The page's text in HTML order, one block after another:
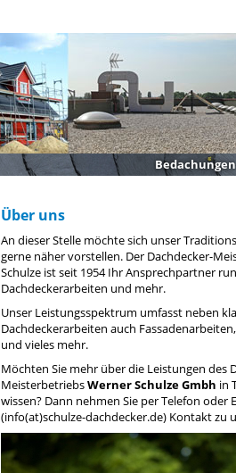
Bedachungen
Über uns
An dieser Stelle möchte sich unser
gerne näher vorstellen. Der Dachdecker-
Schulze ist seit 1954 Ihr Ansprechpartner
Dachdeckerarbeiten und mehr.
Unser Leistungsspektrum umfasst neben
Dachdeckerarbeiten auch
und vieles mehr.
Möchten Sie mehr über die Leistungen des
MeisterbetriebsWerner Schulze Gmbh in
wissen? Dann nehmen Sie per Telefon oder
(info(at)schulze-dachdecker.de) Kontakt zu